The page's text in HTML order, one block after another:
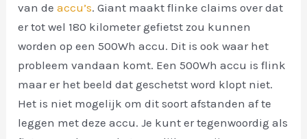
van deaccu’s. Giant maakt flinke claims over dat
er tot wel 180 kilometer gefietst zou kunnen
worden op een 500Wh accu. Dit is ook waar het
probleem vandaan komt. Een 500Wh accu is flink
maar er het beeld dat geschetst word klopt niet.
Het is niet mogelijk om dit soort afstanden af te
leggen met deze accu. Je kunt er tegenwoordig als